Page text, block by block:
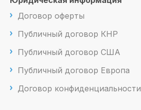
Договор оферты
Публичный договор КНР
Публичный договор США
Публичный договор Европа
Договор конфиденциальности